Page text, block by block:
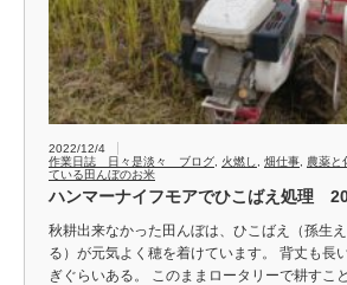
2022/12/4
作業日誌 日々是淡々 ブログ
火燃し 畑仕事
農薬と
ている田んぼのお米
ハンマーナイフモアでひこばえ処理
秋耕出来なかった田んぼは、ひこばえ（孫生
る）が元気よく穂を着けています。 背丈も長
ぎぐらいある。 このままロータリーで耕すこ